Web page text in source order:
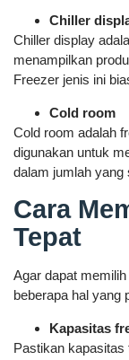
Chiller
Chiller display
menampilkan
Freezer jenis ini
Cold room
Cold room adalah
digunakan untuk
dalam jumlah yang
Cara
Tepat
Agar dapat
beberapa hal yang
Kapasitas
Pastikan